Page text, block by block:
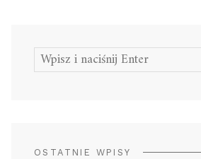
Szukaj:
OSTATNIE WPISY